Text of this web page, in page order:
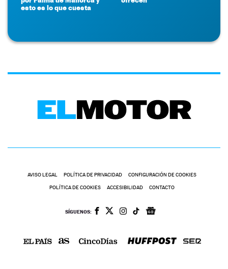
esto es lo que cuesta
AVISO LEGAL POLÍTICA DE PRIVACIDAD CONFIGURACIÓN DE COOKIES
POLÍTICA DE COOKIES ACCESIBILIDAD CONTACTO
SÍGUENOS: